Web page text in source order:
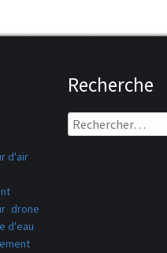
d'air
drone
d'eau
Recherche
Rechercher :